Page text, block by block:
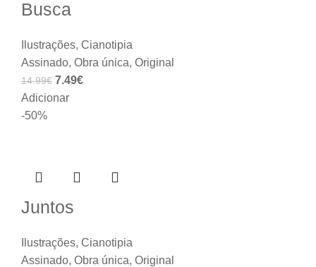
Busca
Ilustrações, Cianotipia
Assinado, Obra única, Original
14.99€ 7.49€
Adicionar
-50%
Juntos
Ilustrações, Cianotipia
Assinado, Obra única, Original